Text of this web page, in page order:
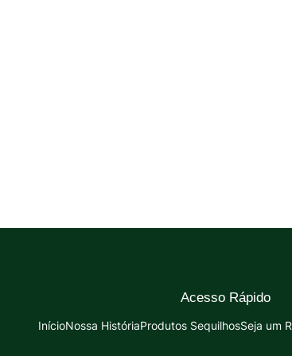
Acesso Rápido
InícioNossa HistóriaProdutos SequilhosSeja um